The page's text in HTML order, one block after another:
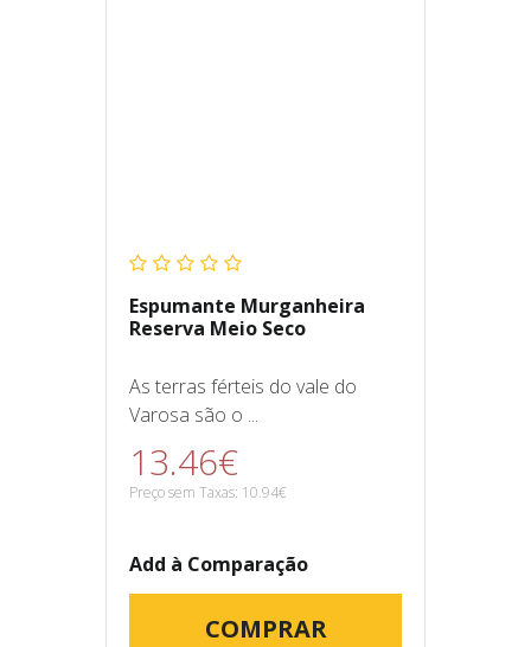
Espumante Murganheira
Reserva Meio Seco
As terras férteis do vale do
Varosa são o ...
13.46€
Preço sem Taxas: 10.94€
Add à Comparação
COMPRAR